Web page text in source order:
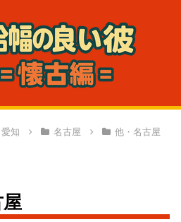
愛知 名古屋 他・名古屋